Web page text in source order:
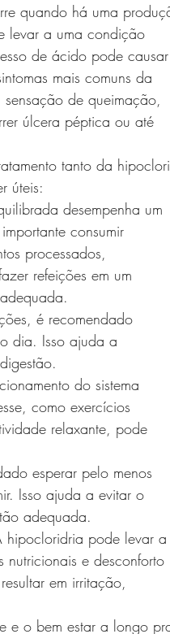
quando há uma
levar a uma condição
de ácido pode causar
mais comuns da
de queimação,
úlcera péptica ou até
tanto da
úteis:
desempenha um
consumir
processados,
refeições em um
é recomendado
dia. Isso ajuda a
do sistema
como exercícios
relaxante, pode
esperar pelo menos
Isso ajuda a evitar o
adequada.
hipocloridria pode levar a
nutricionais e desconforto
em irritação,
e o bem estar a longo